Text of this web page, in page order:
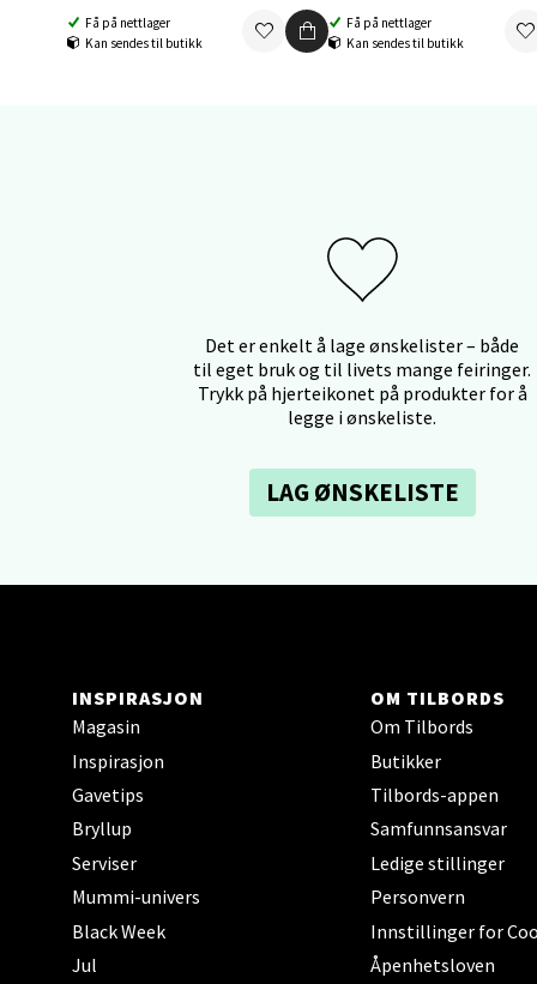
Få på nettlager
Kan sendes til butikk
Få på nettlager
Kan sendes til butikk
Det er enkelt å lage ønskelister – både
til eget bruk og til livets mange feiringer.
Trykk på hjerteikonet på produkter for å
legge i ønskeliste.
LAG ØNSKELISTE
INSPIRASJON
Magasin
Inspirasjon
Gavetips
Bryllup
Serviser
Mummi-univers
Black Week
Jul
OM TILBORDS
Om Tilbords
Butikker
Tilbords-appen
Samfunnsansvar
Ledige stillinger
Personvern
Innstillinger for
Åpenhetsloven
Thon
Ski
Åpent i